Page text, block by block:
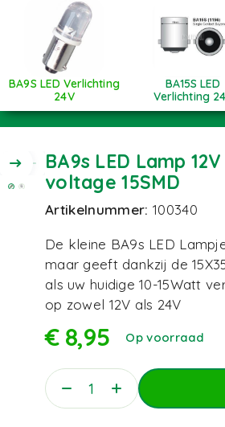
BA9S LED Verlichting
24V
BA15S LED
Verlichting
BA9s LED Lamp
voltage 15SMD
Artikelnummer:100340
De kleine BA9s LED
maar geeft dankzij de
als uw huidige 10-15Watt
op zowel 12V als 24V
€8,95 Op voorraad